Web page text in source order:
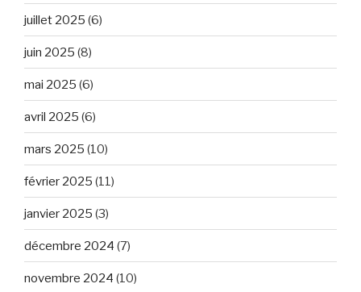
juillet 2025 (6)
juin 2025 (8)
mai 2025 (6)
avril 2025 (6)
mars 2025 (10)
février 2025 (11)
janvier 2025 (3)
décembre 2024 (7)
novembre 2024 (10)